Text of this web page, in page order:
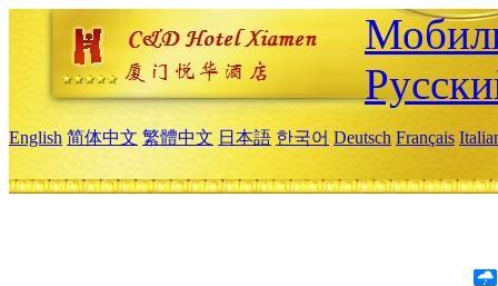
English 简体中文 繁體中文 日本語 한국어 Deutsch Français